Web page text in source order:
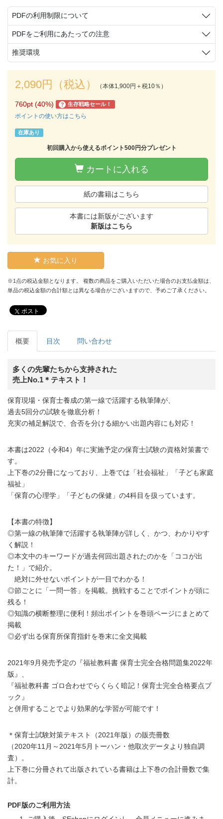
PDFの利用制限について
PDFをご利用にあたっての注意
推奨環境
2,090円（税込） （本体1,900円＋税10％）
760pt (40%) ? 生存戦略セール！
ポイントの使い方はこちら
在庫あり
初回購入から使えるポイント500円分プレゼント
カートに入れる
紙の書籍はこちら
本書には新版がございます
新版はこちら
お気に入り
※1点の税込金額となります。 複数の商品をご購入いただいた場合のお支払金額は、
単品の税込金額の合計額とは異なる場合がございますので、予めご了承ください。
ポスト
概要 目次 問い合わせ
多くの先輩たちから支持された
売上No.1＊テキスト！
保育現場・保育士養成の第一線で活躍する執筆陣が、
過去5回分の試験を徹底分析！
充実の補足解説で、合否を分ける細かい出題内容にも対応！
本書は2022（令和4）年に実施予定の保育士試験の資格対策書で
す。
上下巻の2分冊になっており、上巻では「社会福祉」「子ども家庭
福祉」
「保育の心理学」「子どもの保健」の4科目を扱っています。
【本書の特徴】
◎第一線の執筆陣で活躍する執筆陣が詳しく、かつ、わかりやす
く解説！
◎本文中のキーワードが過去何回出題されたのかを「ココが出
た！」で紹介。
絶対に外せないポイントが一目でわかる！
◎節ごとに「一問一答」を掲載。挑戦することでポイントが頭に
残る！
◎知識の横断整理に便利！頻出ポイントを巻頭ページにまとめて
掲載
◎必ず出る保育所保育指針を巻末に全文掲載
2021年9月発売予定の『福祉教科書 保育士完全合格問題集2022年
版』、
『福祉教科書 ゴロ合わせでらくらく暗記！保育士完全合格要点ブ
ック』
と併用することでより効果的な学習が可能です！
＊保育士試験対策テキスト（2021年版）の販売冊数
（2020年11月～2021年5月トーハン・他取次データより独自調
査）。
上下巻に分冊されて出版されている書籍は上下巻の合計冊数で集
計。
PDF版のご利用方法